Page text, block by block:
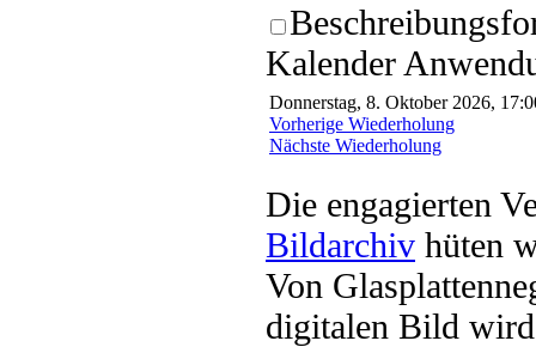
Kalender
Donnerstag, 8. Oktober 2026,
Vorherige Wiederholung
Nächste Wiederholung
Die engagierten
Bildarchiv hüten
Von
digitalen Bild